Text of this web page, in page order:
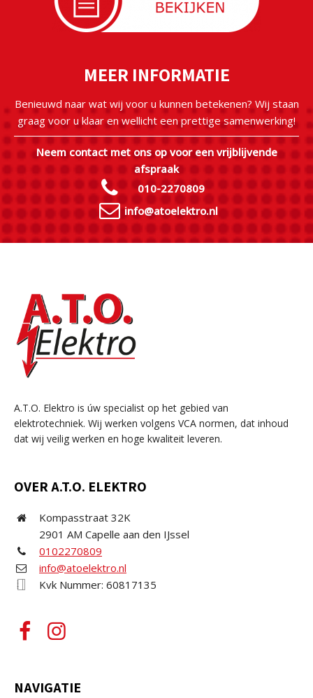
MEER INFORMATIE
Benieuwd naar wat wij voor u kunnen betekenen? Wij staan
graag voor u klaar en wellicht een prettige samenwerking!
Neem contact met ons op voor een vrijblijvende
afspraak
010-2270809
info@atoelektro.nl
A.T.O. Elektro is úw specialist op het gebied van
elektrotechniek. Wij werken volgens VCA normen, dat inhoud
dat wij veilig werken en hoge kwaliteit leveren.
OVER A.T.O. ELEKTRO
Kompasstraat 32K
2901 AM Capelle aan den IJssel
0102270809
info@atoelektro.nl
Kvk Nummer: 60817135
NAVIGATIE